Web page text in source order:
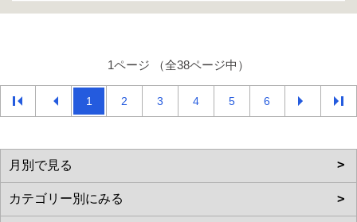
1ページ （全38ページ中）
1 2 3 4 5 6